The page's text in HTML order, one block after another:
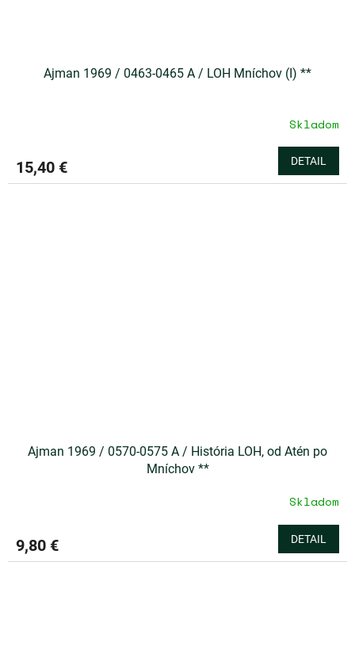
Ajman 1969 / 0463-0465 A / LOH Mníchov (I) **
Skladom
15,40 € DETAIL
Ajman 1969 / 0570-0575 A / História LOH, od Atén po
Mníchov **
Skladom
9,80 € DETAIL